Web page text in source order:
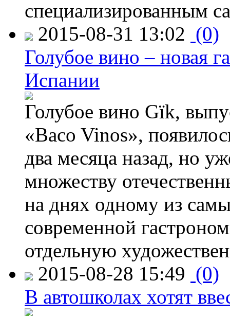
специализированным
2015-08-31 13:02 (0)
Голубое вино – новая
Испании
Голубое вино Gïk,
«Baco Vinos»,
два месяца назад, но
множеству
на днях одному из
современной
отдельную
2015-08-28 15:49 (0)
В автошколах хотят